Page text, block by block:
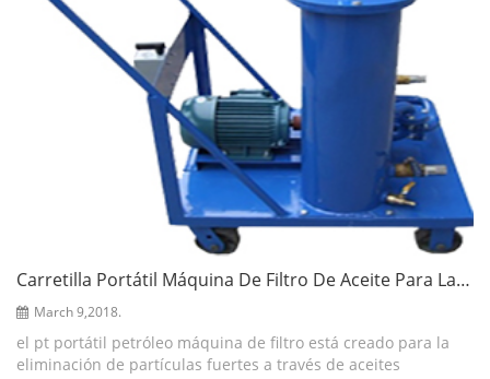
Carretilla Portátil Máquina De Filtro De Aceite Para La Filtración De Aceites Usados
March 9,2018.
el pt portátil petróleo máquina de filtro está creado para la
eliminación de partículas fuertes a través de aceites